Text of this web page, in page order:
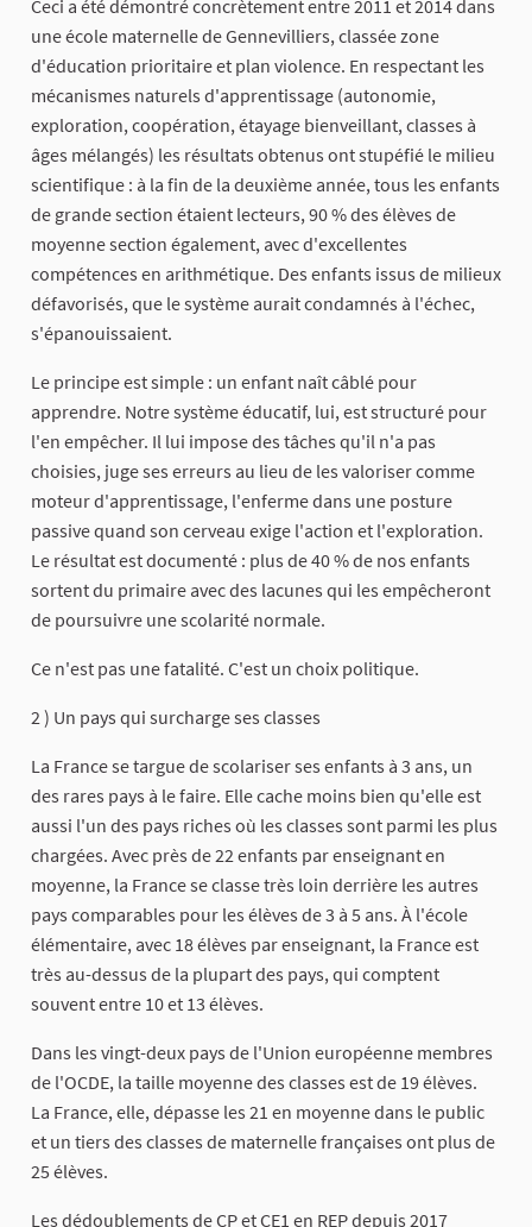
Ceci a été démontré concrètement entre 2011 et 2014 dans
une école maternelle de Gennevilliers, classée zone
d'éducation prioritaire et plan violence. En respectant les
mécanismes naturels d'apprentissage (autonomie,
exploration, coopération, étayage bienveillant, classes à
âges mélangés) les résultats obtenus ont stupéfié le milieu
scientifique : à la fin de la deuxième année, tous les enfants
de grande section étaient lecteurs, 90 % des élèves de
moyenne section également, avec d'excellentes
compétences en arithmétique. Des enfants issus de milieux
défavorisés, que le système aurait condamnés à l'échec,
s'épanouissaient.
Le principe est simple : un enfant naît câblé pour
apprendre. Notre système éducatif, lui, est structuré pour
l'en empêcher. Il lui impose des tâches qu'il n'a pas
choisies, juge ses erreurs au lieu de les valoriser comme
moteur d'apprentissage, l'enferme dans une posture
passive quand son cerveau exige l'action et l'exploration.
Le résultat est documenté : plus de 40 % de nos enfants
sortent du primaire avec des lacunes qui les empêcheront
de poursuivre une scolarité normale.
Ce n'est pas une fatalité. C'est un choix politique.
2 ) Un pays qui surcharge ses classes
La France se targue de scolariser ses enfants à 3 ans, un
des rares pays à le faire. Elle cache moins bien qu'elle est
aussi l'un des pays riches où les classes sont parmi les plus
chargées. Avec près de 22 enfants par enseignant en
moyenne, la France se classe très loin derrière les autres
pays comparables pour les élèves de 3 à 5 ans. À l'école
élémentaire, avec 18 élèves par enseignant, la France est
très au-dessus de la plupart des pays, qui comptent
souvent entre 10 et 13 élèves.
Dans les vingt-deux pays de l'Union européenne membres
de l'OCDE, la taille moyenne des classes est de 19 élèves.
La France, elle, dépasse les 21 en moyenne dans le public
et un tiers des classes de maternelle françaises ont plus de
25 élèves.
Les dédoublements de CP et CE1 en REP depuis 2017